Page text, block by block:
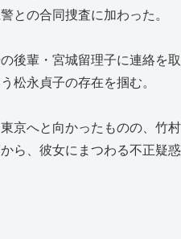
との合同捜査に加わった。
後輩・宮城留理子に連絡を取
松永貞子の存在を掴む。
京へと向かったものの、竹村
ら、彼女にまつわる不正疑惑